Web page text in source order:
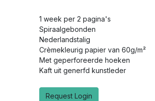
1 week per 2 pagina's
Spiraalgebonden
Nederlandstalig
Crèmekleurig papier van 60g/m²
Met geperforeerde hoeken
Kaft uit generfd kunstleder
Request Login